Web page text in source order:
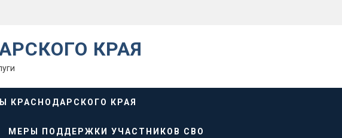
КРАЯ
КРАСНОДАРСКОГО КРАЯ
МЕРЫ ПОДДЕРЖКИ УЧАСТНИКОВ СВО